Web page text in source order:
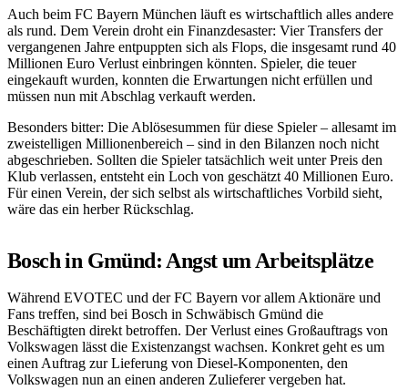
Auch beim FC Bayern München läuft es wirtschaftlich alles andere
als rund. Dem Verein droht ein Finanzdesaster: Vier Transfers der
vergangenen Jahre entpuppten sich als Flops, die insgesamt rund 40
Millionen Euro Verlust einbringen könnten. Spieler, die teuer
eingekauft wurden, konnten die Erwartungen nicht erfüllen und
müssen nun mit Abschlag verkauft werden.
Besonders bitter: Die Ablösesummen für diese Spieler – allesamt im
zweistelligen Millionenbereich – sind in den Bilanzen noch nicht
abgeschrieben. Sollten die Spieler tatsächlich weit unter Preis den
Klub verlassen, entsteht ein Loch von geschätzt 40 Millionen Euro.
Für einen Verein, der sich selbst als wirtschaftliches Vorbild sieht,
wäre das ein herber Rückschlag.
Bosch in Gmünd: Angst um Arbeitsplätze
Während EVOTEC und der FC Bayern vor allem Aktionäre und
Fans treffen, sind bei Bosch in Schwäbisch Gmünd die
Beschäftigten direkt betroffen. Der Verlust eines Großauftrags von
Volkswagen lässt die Existenzangst wachsen. Konkret geht es um
einen Auftrag zur Lieferung von Diesel-Komponenten, den
Volkswagen nun an einen anderen Zulieferer vergeben hat.